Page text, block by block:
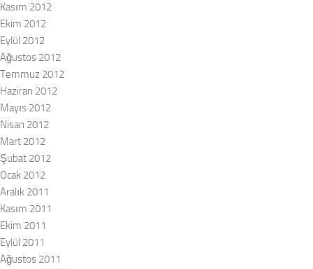
Kasım 2012
Ekim 2012
Eylül 2012
Ağustos 2012
Temmuz 2012
Haziran 2012
Mayıs 2012
Nisan 2012
Mart 2012
Şubat 2012
Ocak 2012
Aralık 2011
Kasım 2011
Ekim 2011
Eylül 2011
Ağustos 2011